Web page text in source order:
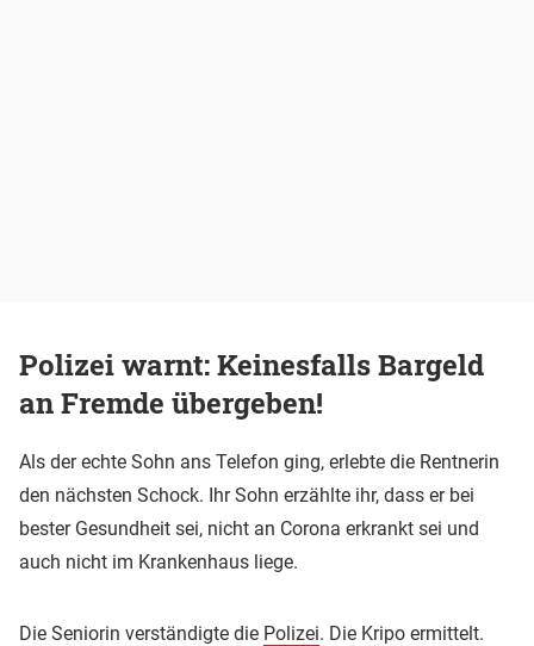
Polizei warnt: Keinesfalls Bargeld
an Fremde übergeben!
Als der echte Sohn ans Telefon ging, erlebte die Rentnerin
den nächsten Schock. Ihr Sohn erzählte ihr, dass er bei
bester Gesundheit sei, nicht an Corona erkrankt sei und
auch nicht im Krankenhaus liege.
Die Seniorin verständigte die Polizei. Die Kripo ermittelt.